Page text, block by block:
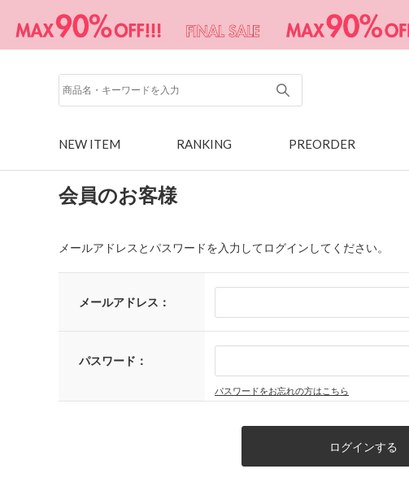
NEW ITEM RANKING PREORDER
会員のお客様
メールアドレスとパスワードを入力してログインしてください。
メールアドレス：
パスワード：
パスワードをお忘れの方はこちら